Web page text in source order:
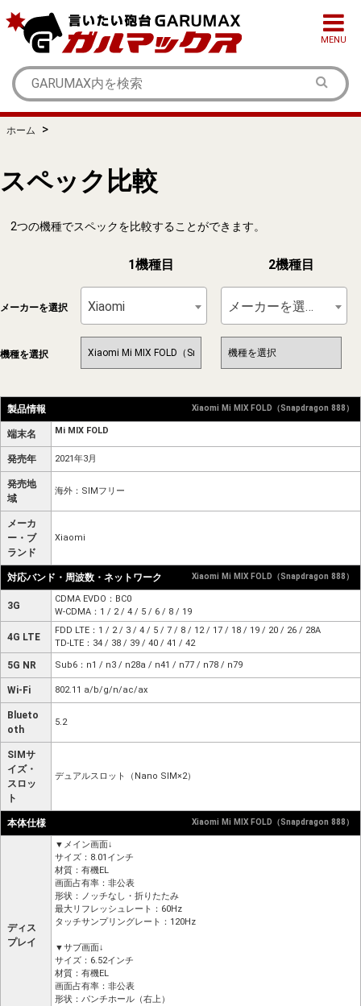
MENU
ホーム >
スペック比較
2つの機種でスペックを比較することができます。
1機種目 2機種目
メーカーを選択 Xiaomi メーカーを選択
機種を選択
製品情報 Xiaomi Mi MIX FOLD（Snapdragon 888）
端末名 Mi MIX FOLD
発売年 2021年3月
発売地
域
海外：SIMフリー
メーカ
ー・ブ
ランド
Xiaomi
対応バンド・周波数・ネットワーク Xiaomi Mi MIX FOLD（Snapdragon 888）
3G
CDMA EVDO：BC0
W-CDMA：1 / 2 / 4 / 5 / 6 / 8 / 19
4G LTE
FDD LTE：1 / 2 / 3 / 4 / 5 / 7 / 8 / 12 / 17 / 18 / 19 / 20 / 26 / 28A
TD-LTE：34 / 38 / 39 / 40 / 41 / 42
5G NR Sub6：n1 / n3 / n28a / n41 / n77 / n78 / n79
Wi-Fi 802.11 a/b/g/n/ac/ax
Blueto
oth
5.2
SIMサ
イズ・
スロッ
ト
デュアルスロット（Nano SIM×2）
本体仕様 Xiaomi Mi MIX FOLD（Snapdragon 888）
ディス
プレイ
▼メイン画面↓
サイズ：8.01インチ
材質：有機EL
画面占有率：非公表
形状：ノッチなし・折りたたみ
最大リフレッシュレート：60Hz
タッチサンプリングレート：120Hz
▼サブ画面↓
サイズ：6.52インチ
材質：有機EL
画面占有率：非公表
形状：パンチホール（右上）